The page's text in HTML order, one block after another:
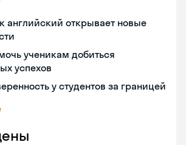
английский открывает новые
ученикам добиться
успехов
у студентов за границей